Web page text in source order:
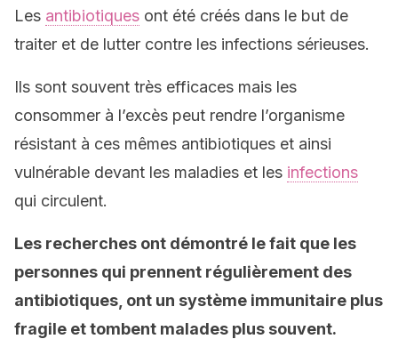
Les antibiotiques ont été créés dans le but de
traiter et de lutter contre les infections sérieuses.
Ils sont souvent très efficaces mais les
consommer à l’excès peut rendre l’organisme
résistant à ces mêmes antibiotiques et ainsi
vulnérable devant les maladies et les infections
qui circulent.
Les recherches ont démontré le fait que les
personnes qui prennent régulièrement des
antibiotiques, ont un système immunitaire plus
fragile et tombent malades plus souvent.